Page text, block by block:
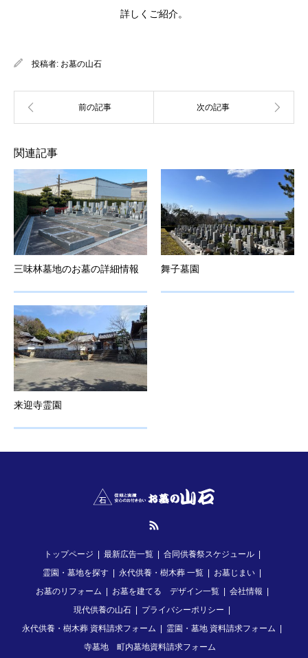
詳しくご紹介。
投稿者: お墓の山石
関連記事
三味林墓地のお墓の詳細情報 舞子墓園
来迎寺霊園
トップページ 最新広告一覧
合同供養祭スケジュール
霊園・墓地を探す
永代供養・樹木葬 一覧
お墓じまい
お墓のリフォーム
お墓を建てる デザイン一覧
会社情報
現代供養の山石
プライバシーポリシー
永代供養・樹木葬 資料請求フォーム
霊園・墓地 資料請求フォーム
寺墓地 町内墓地資料請求フォーム